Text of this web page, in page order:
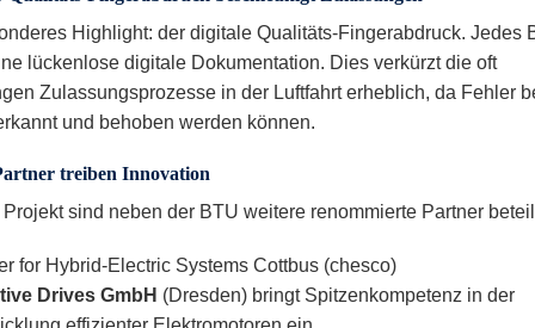
Highlight: der digitale Qualitäts-Fingerabdruck. Jedes
lückenlose digitale Dokumentation. Dies verkürzt die oft
Zulassungsprozesse in der Luftfahrt erheblich, da Fehler
und behoben werden können.
treiben Innovation
sind neben der BTU weitere renommierte Partner
for Hybrid-Electric Systems Cottbus (chesco)
Drives GmbH (Dresden) bringt Spitzenkompetenz in der